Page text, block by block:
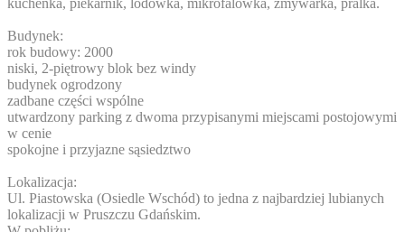
kuchenka, piekarnik, lodówka, mikrofalówka, zmywarka, pralka.
Budynek:
rok budowy: 2000
niski, 2-piętrowy blok bez windy
budynek ogrodzony
zadbane części wspólne
utwardzony parking z dwoma przypisanymi miejscami postojowymi
w cenie
spokojne i przyjazne sąsiedztwo
Lokalizacja:
Ul. Piastowska (Osiedle Wschód) to jedna z najbardziej lubianych
lokalizacji w Pruszczu Gdańskim.